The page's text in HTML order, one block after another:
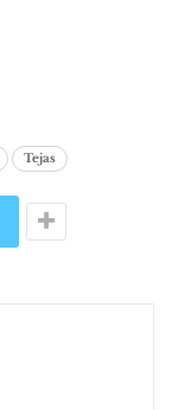
Tejas